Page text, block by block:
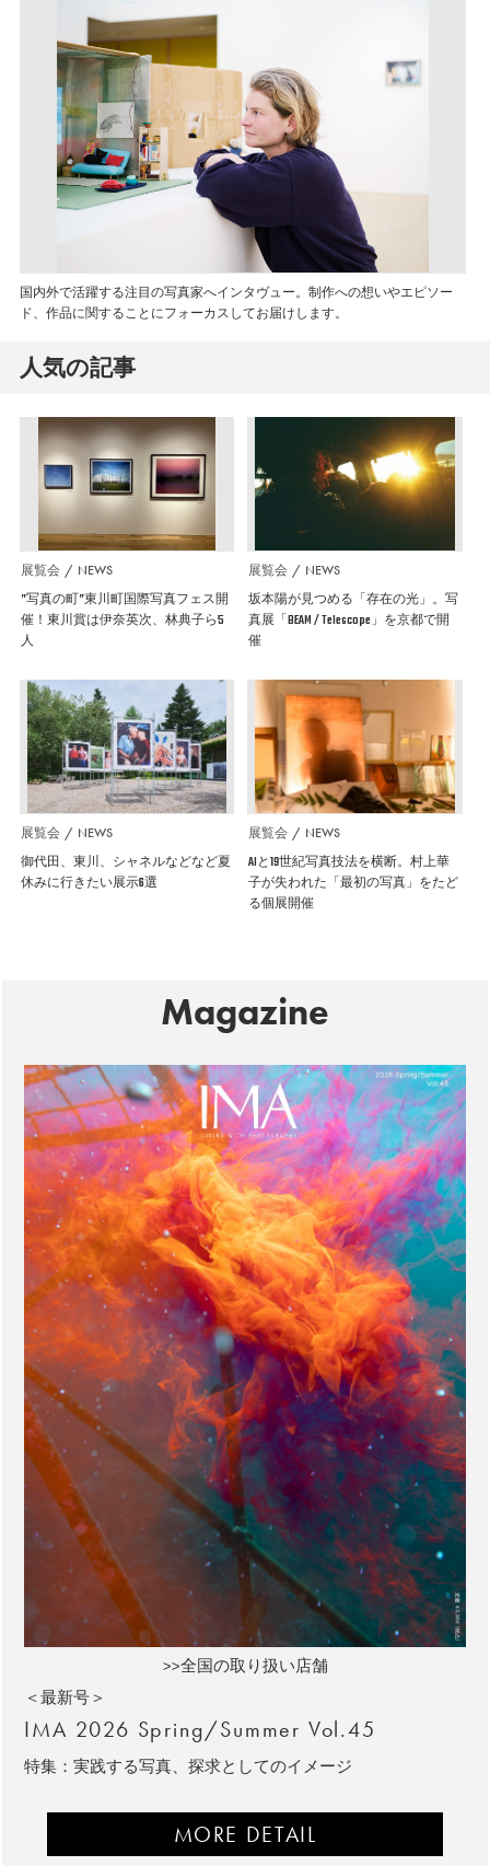
国内外で活躍する注目の写真家へインタヴュー。制作への想いやエピソー
ド、作品に関することにフォーカスしてお届けします。
人気の記事
展覧会 NEWS
”写真の町”東川町国際写真フェス開
催！東川賞は伊奈英次、林典子ら5
人
展覧会 NEWS
坂本陽が見つめる「存在の光」。写
真展「BEAM / Telescope」を京都で開
催
展覧会 NEWS
御代田、東川、シャネルなどなど夏
休みに行きたい展示6選
展覧会 NEWS
AIと19世紀写真技法を横断。村上華
子が失われた「最初の写真」をたど
る個展開催
Magazine
>>全国の取り扱い店舗
＜最新号＞
IMA 2026 Spring/Summer Vol.45
特集：実践する写真、探求としてのイメージ
MORE DETAIL